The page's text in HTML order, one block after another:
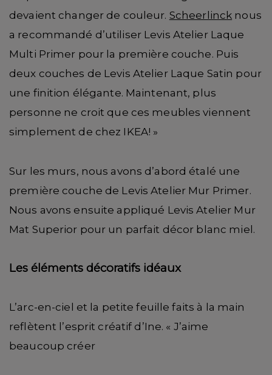
devaient changer de couleur. Scheerlinck nous
a recommandé d’utiliser Levis Atelier Laque
Multi Primer pour la première couche. Puis
deux couches de Levis Atelier Laque Satin pour
une finition élégante. Maintenant, plus
personne ne croit que ces meubles viennent
simplement de chez IKEA! »
Sur les murs, nous avons d’abord étalé une
première couche de Levis Atelier Mur Primer.
Nous avons ensuite appliqué Levis Atelier Mur
Mat Superior pour un parfait décor blanc miel.
Les éléments décoratifs idéaux
L’arc-en-ciel et la petite feuille faits à la main
reflètent l’esprit créatif d’Ine. « J’aime
beaucoup créer